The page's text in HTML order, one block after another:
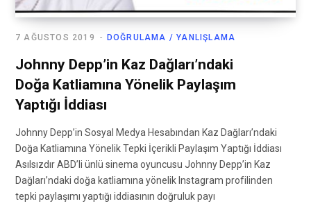
DOĞRULAMA / YANLIŞLAMA
7 AĞUSTOS 2019
Johnny Depp’in Kaz Dağları’ndaki
Doğa Katliamına Yönelik Paylaşım
Yaptığı İddiası
Johnny Depp’in Sosyal Medya Hesabından Kaz Dağları’ndaki
Doğa Katliamına Yönelik Tepki İçerikli Paylaşım Yaptığı İddiası
Asılsızdır ABD’li ünlü sinema oyuncusu Johnny Depp’in Kaz
Dağları’ndaki doğa katliamına yönelik Instagram profilinden
tepki paylaşımı yaptığı iddiasının doğruluk payı